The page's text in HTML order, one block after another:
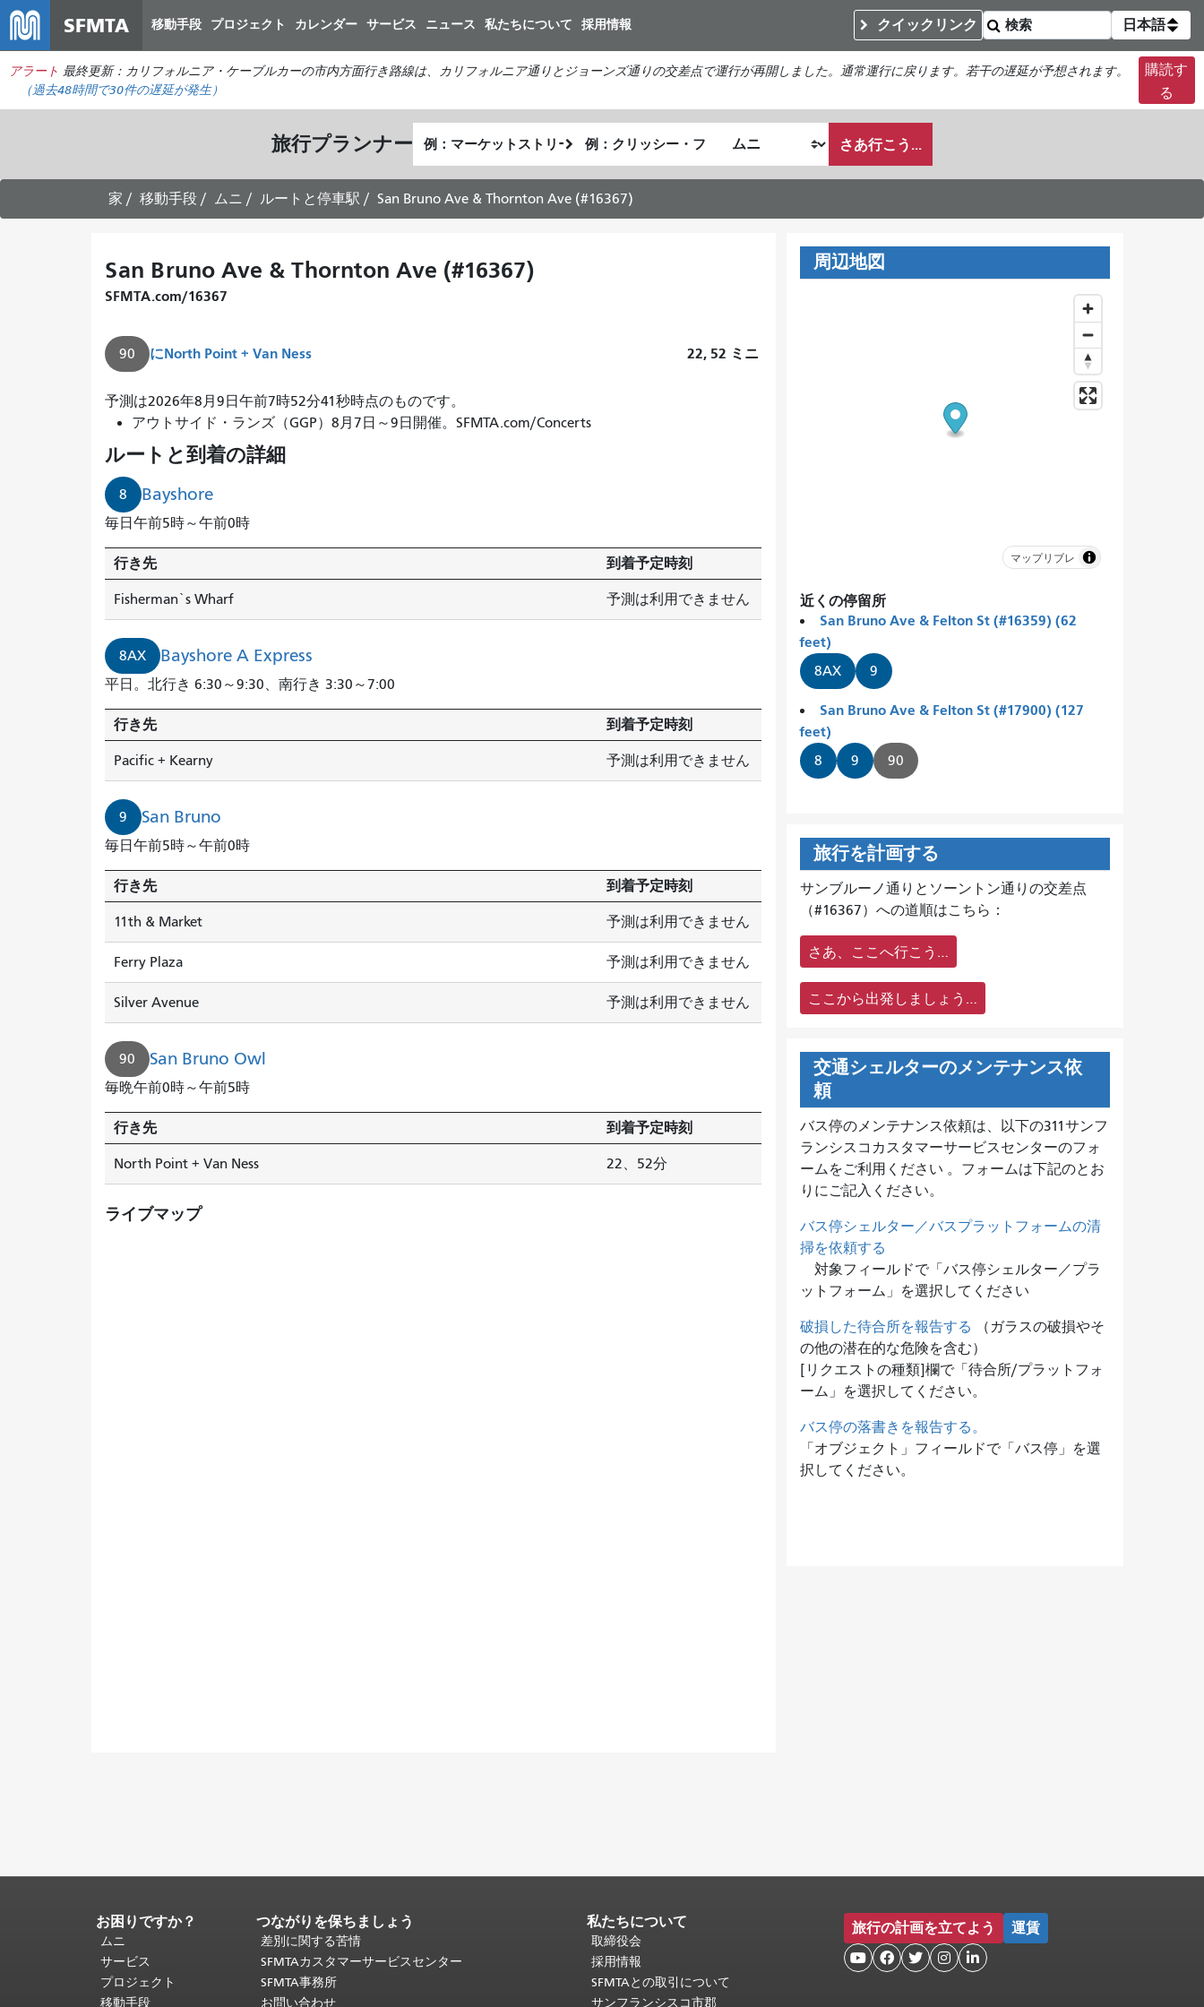
イ
ン
コ
テ
ン
ツ
に
移
SFMTA 移動手段 プロジェクト カレンダー サービス ニュース 私たちについて 採用情報 クイックリンク 日本語
アラート 最終更新：カリフォルニア・ケーブルカーの市内方面行き路線は、カリフォルニア通りとジョーンズ通りの交差点で運行が再開しました。通常運行に戻ります。若干の遅延が予想されます。
（過去48時間で30件の遅延が発生）
購読す
る
旅行プランナー 出
発
地
点
終
了
地
点
が
の
さあ行こう...
家 移動手段 ムニ ルートと停車駅 San Bruno Ave & Thornton Ave (#16367)
San Bruno Ave & Thornton Ave (#16367)
SFMTA.com/16367
90 にNorth Point + Van Ness 22, 52 ミニ
予測は2026年8月9日午前7時52分41秒時点のものです。
アウトサイド・ランズ（GGP）8月7日～9日開催。SFMTA.com/Concerts
ルートと到着の詳細
8 Bayshore
毎日午前5時～午前0時
行き先 到着予定時刻
Fisherman`s Wharf 予測は利用できません
8AX Bayshore A Express
平日。北行き 6:30～9:30、南行き 3:30～7:00
行き先 到着予定時刻
Pacific + Kearny 予測は利用できません
9 San Bruno
毎日午前5時～午前0時
行き先 到着予定時刻
11th & Market 予測は利用できません
Ferry Plaza 予測は利用できません
Silver Avenue 予測は利用できません
90 San Bruno Owl
毎晩午前0時～午前5時
行き先 到着予定時刻
North Point + Van Ness 22、52分
ライブマップ
周辺地図
マップリブレ
近くの停留所
San Bruno Ave & Felton St (#16359) (62
feet)
8AX 9
San Bruno Ave & Felton St (#17900) (127
feet)
8 9 90
旅行を計画する
サンブルーノ通りとソーントン通りの交差点
（#16367）への道順はこちら：
さあ、ここへ行こう…
ここから出発しましょう…
交通シェルターのメンテナンス依
頼
バス停のメンテナンス依頼は、
以下の311サンフ
ランシスコカスタマーサービスセンターのフォ
ームをご利用ください 。フォームは下記のとお
りにご記入ください。
バス停シェルター／バスプラットフォームの清
掃を依頼する
対象フィールドで「バス停シェルター／プラ
ットフォーム」を選択してください
破損した待合所を報告する （ガラスの破損やそ
の他の潜在的な危険を含む）
[リクエストの種類]欄で「待合所/プラットフォ
ーム」を選択してください。
バス停の落書きを報告する。
「オブジェクト」フィールドで「バス停」を選
択してください。
ペ
ー
ジ
コ
ン
お困りですか？
ムニ
サービス
プロジェクト
移動手段
つながりを保ちましょう
差別に関する苦情
SFMTAカスタマーサービスセンター
SFMTA事務所
お問い合わせ
私たちについて
取締役会
採用情報
SFMTAとの取引について
サンフランシスコ市郡
旅行の計画を立てよう 運賃
    